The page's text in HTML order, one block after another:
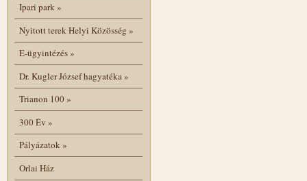
Ipari park»
Nyitott terek Helyi Közösség »
E-ügyintézés»
Dr. Kugler József hagyatéka»
Trianon 100»
300 Év »
Pályázatok»
Orlai Ház